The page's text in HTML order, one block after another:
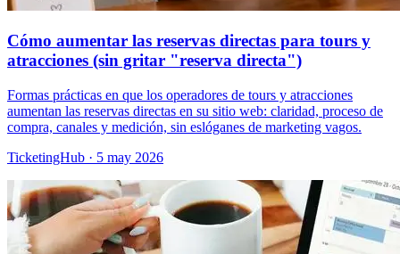
Cómo aumentar las reservas directas para tours y
atracciones (sin gritar "reserva directa")
Formas prácticas en que los operadores de tours y atracciones
aumentan las reservas directas en su sitio web: claridad, proceso de
compra, canales y medición, sin eslóganes de marketing vagos.
TicketingHub · 5 may 2026